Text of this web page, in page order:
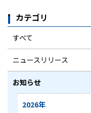
カテゴリ
すべて
ニュースリリース
お知らせ
2026年